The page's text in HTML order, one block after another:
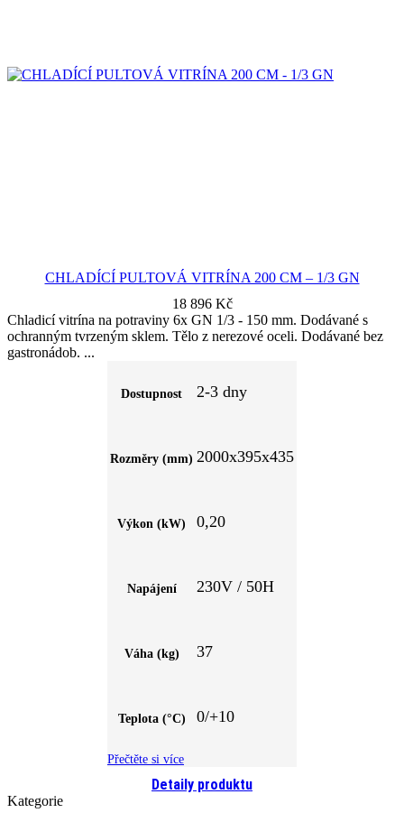
CHLADÍCÍ PULTOVÁ VITRÍNA 200 CM – 1/3 GN
18 896 Kč
Detaily produktu
Chladicí vitrína na potraviny 6x GN 1/3 - 150 mm. Dodávané s
ochranným tvrzeným sklem. Tělo z nerezové oceli. Dodávané bez
gastronádob.
Dostupnost 2-3 dny
Rozměry (mm) 2000x395x435
Výkon (kW) 0,20
Napájení 230V / 50H
Váha (kg) 37
Teplota (°C) 0/+10
Přečtěte si více
Kategorie